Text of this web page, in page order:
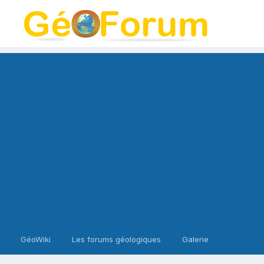
GéoWiki Les forums géologiques Galerie